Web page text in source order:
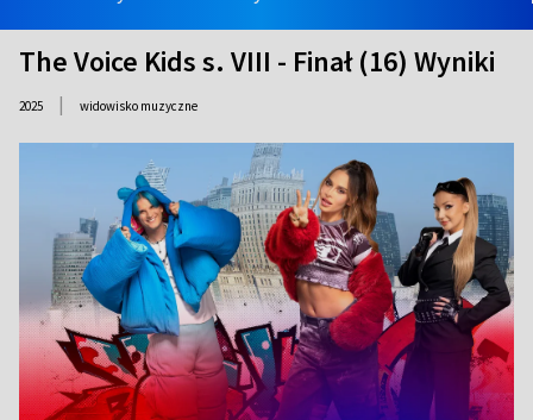
The Voice Kids s. VIII - Finał (16) Wyniki
2025 | widowisko muzyczne